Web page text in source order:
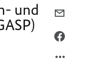
und